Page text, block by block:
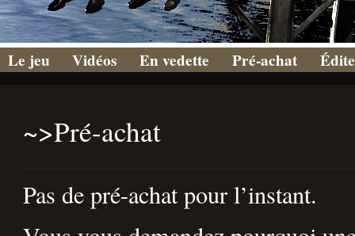
Le jeu Vidéos En vedette Pré-achat
~>Pré-achat
Pas de pré-achat pour l’instant.